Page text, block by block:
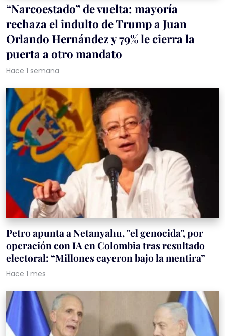
“Narcoestado” de vuelta: mayoría
rechaza el indulto de Trump a Juan
Orlando Hernández y 79% le cierra la
puerta a otro mandato
Hace 1 semana
Petro apunta a Netanyahu, "el genocida", por
operación con IA en Colombia tras resultado
electoral: “Millones cayeron bajo la mentira”
Hace 1 mes